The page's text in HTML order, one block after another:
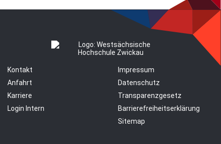
Kontakt
Anfahrt
Karriere
Login Intern
Impressum
Datenschutz
Transparenzgesetz
Barrierefreiheitserklärung
Sitemap